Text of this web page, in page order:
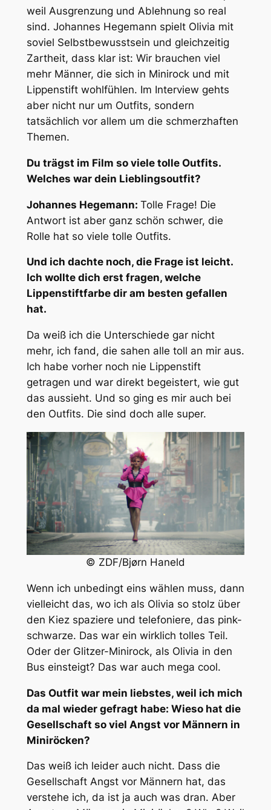
weil Ausgrenzung und Ablehnung so real
sind. Johannes Hegemann spielt Olivia mit
soviel Selbstbewusstsein und gleichzeitig
Zartheit, dass klar ist: Wir brauchen viel
mehr Männer, die sich in Minirock und mit
Lippenstift wohlfühlen. Im Interview gehts
aber nicht nur um Outfits, sondern
tatsächlich vor allem um die schmerzhaften
Themen.
Du trägst im Film so viele tolle Outfits.
Welches war dein Lieblingsoutfit?
Johannes Hegemann: Tolle Frage! Die
Antwort ist aber ganz schön schwer, die
Rolle hat so viele tolle Outfits.
Und ich dachte noch, die Frage ist leicht.
Ich wollte dich erst fragen, welche
Lippenstiftfarbe dir am besten gefallen
hat.
Da weiß ich die Unterschiede gar nicht
mehr, ich fand, die sahen alle toll an mir aus.
Ich habe vorher noch nie Lippenstift
getragen und war direkt begeistert, wie gut
das aussieht. Und so ging es mir auch bei
den Outfits. Die sind doch alle super.
© ZDF/Bjørn Haneld
Wenn ich unbedingt eins wählen muss, dann
vielleicht das, wo ich als Olivia so stolz über
den Kiez spaziere und telefoniere, das pink-
schwarze. Das war ein wirklich tolles Teil.
Oder der Glitzer-Minirock, als Olivia in den
Bus einsteigt? Das war auch mega cool.
Das Outfit war mein liebstes, weil ich mich
da mal wieder gefragt habe: Wieso hat die
Gesellschaft so viel Angst vor Männern in
Miniröcken?
Das weiß ich leider auch nicht. Dass die
Gesellschaft Angst vor Männern hat, das
verstehe ich, da ist ja auch was dran. Aber